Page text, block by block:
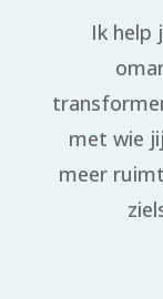
Ik help
met wie
meer